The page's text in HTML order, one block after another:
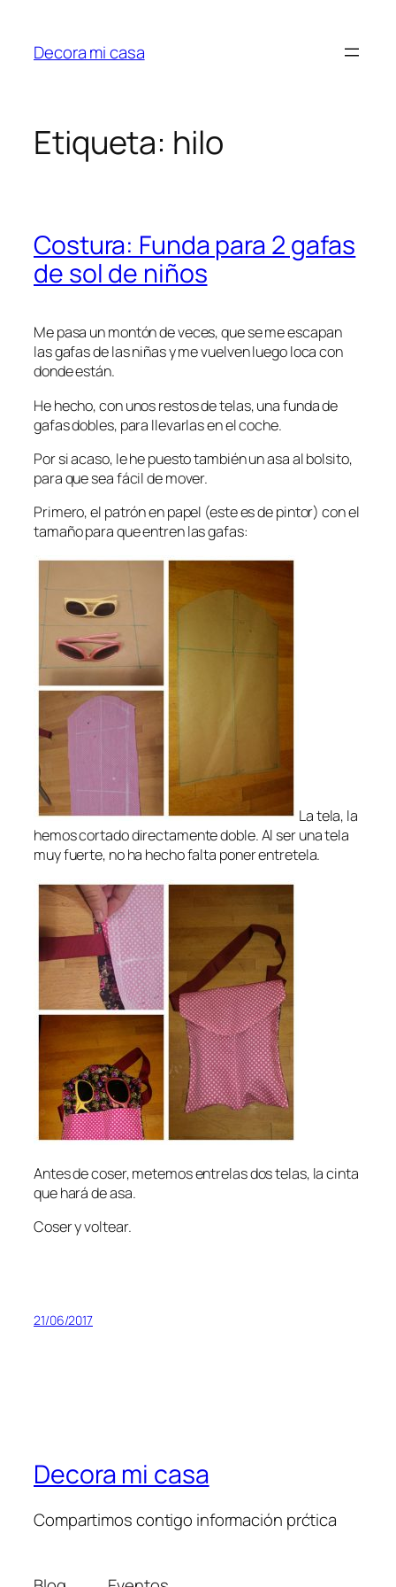
contenido
Decora mi casa
Etiqueta: hilo
Costura: Funda para 2 gafas
de sol de niños
Me pasa un montón de veces, que se me escapan
las gafas de las niñas y me vuelven luego loca con
donde están.
He hecho, con unos restos de telas, una funda de
gafas dobles, para llevarlas en el coche.
Por si acaso, le he puesto también un asa al bolsito,
para que sea fácil de mover.
Primero, el patrón en papel (este es de pintor) con el
tamaño para que entren las gafas:
La tela, la
hemos cortado directamente doble. Al ser una tela
muy fuerte, no ha hecho falta poner entretela.
Antes de coser, metemos entrelas dos telas, la cinta
que hará de asa.
Coser y voltear.
21/06/2017
Decora mi casa
Compartimos contigo información prćtica